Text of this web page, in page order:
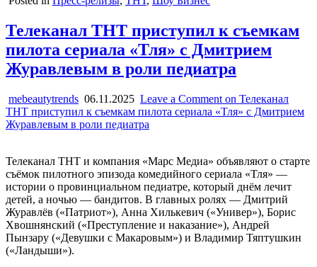
Телеканал ТНТ приступил к съемкам
пилота сериала «Тля» с Дмитрием
Журавлевым в роли педиатра
mebeautytrends 06.11.2025 Leave a Comment on Телеканал
ТНТ приступил к съемкам пилота сериала «Тля» с Дмитрием
Журавлевым в роли педиатра
Телеканал ТНТ и компания «Марс Медиа» объявляют о старте
съёмок пилотного эпизода комедийного сериала «Тля» —
истории о провинциальном педиатре, который днём лечит
детей, а ночью — бандитов. В главных ролях — Дмитрий
Журавлёв («Патриот»), Анна Хилькевич («Универ»), Борис
Хвошнянский («Преступление и наказание»), Андрей
Пынзару («Девушки с Макаровым») и Владимир Тяптушкин
(«Ландыши»).